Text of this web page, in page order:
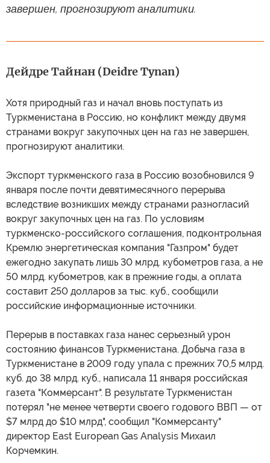
завершен, прогнозируют аналитики.
Дейдре Тайнан (Deidre Tynan)
Хотя природный газ и начал вновь поступать из
Туркменистана в Россию, но конфликт между двумя
странами вокруг закупочных цен на газ не завершен,
прогнозируют аналитики.
Экспорт туркменского газа в Россию возобновился 9
января после почти девятимесячного перерыва
вследствие возникших между странами разногласий
вокруг закупочных цен на газ. По условиям
туркменско-российского соглашения, подконтрольная
Кремлю энергетическая компания "Газпром" будет
ежегодно закупать лишь 30 млрд. кубометров газа, а не
50 млрд. кубометров, как в прежние годы, а оплата
составит 250 долларов за тыс. куб., сообщили
российские информационные источники.
Перерыв в поставках газа нанес серьезный урон
состоянию финансов Туркменистана. Добыча газа в
Туркменистане в 2009 году упала с прежних 70,5 млрд.
куб. до 38 млрд. куб., написала 11 января российская
газета "Коммерсант". В результате Туркменистан
потерял "не менее четверти своего годового ВВП — от
$7 млрд до $10 млрд", сообщил "Коммерсанту"
директор East European Gas Analysis Михаил
Корчемкин.